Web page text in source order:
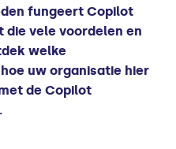
fungeert Copilot
vele voordelen en
welke
uw organisatie hier
de Copilot